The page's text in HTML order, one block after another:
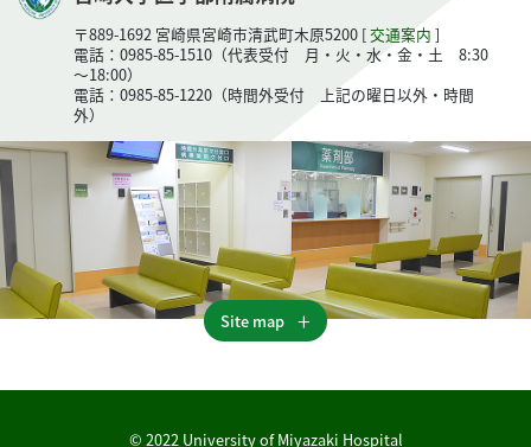
〒889-1692 宮崎県宮崎市清武町木原5200 [交通案内 ]
電話：0985-85-1510（代表受付 月・火・水・金・土 8:30
～18:00）
電話：0985-85-1220（時間外受付 上記の曜日以外・時間
外）
Site map
© 2022 University of Miyazaki Hospital